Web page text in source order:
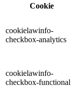
Cookie
cookielawinfo-
checkbox-analytics
cookielawinfo-
checkbox-functional